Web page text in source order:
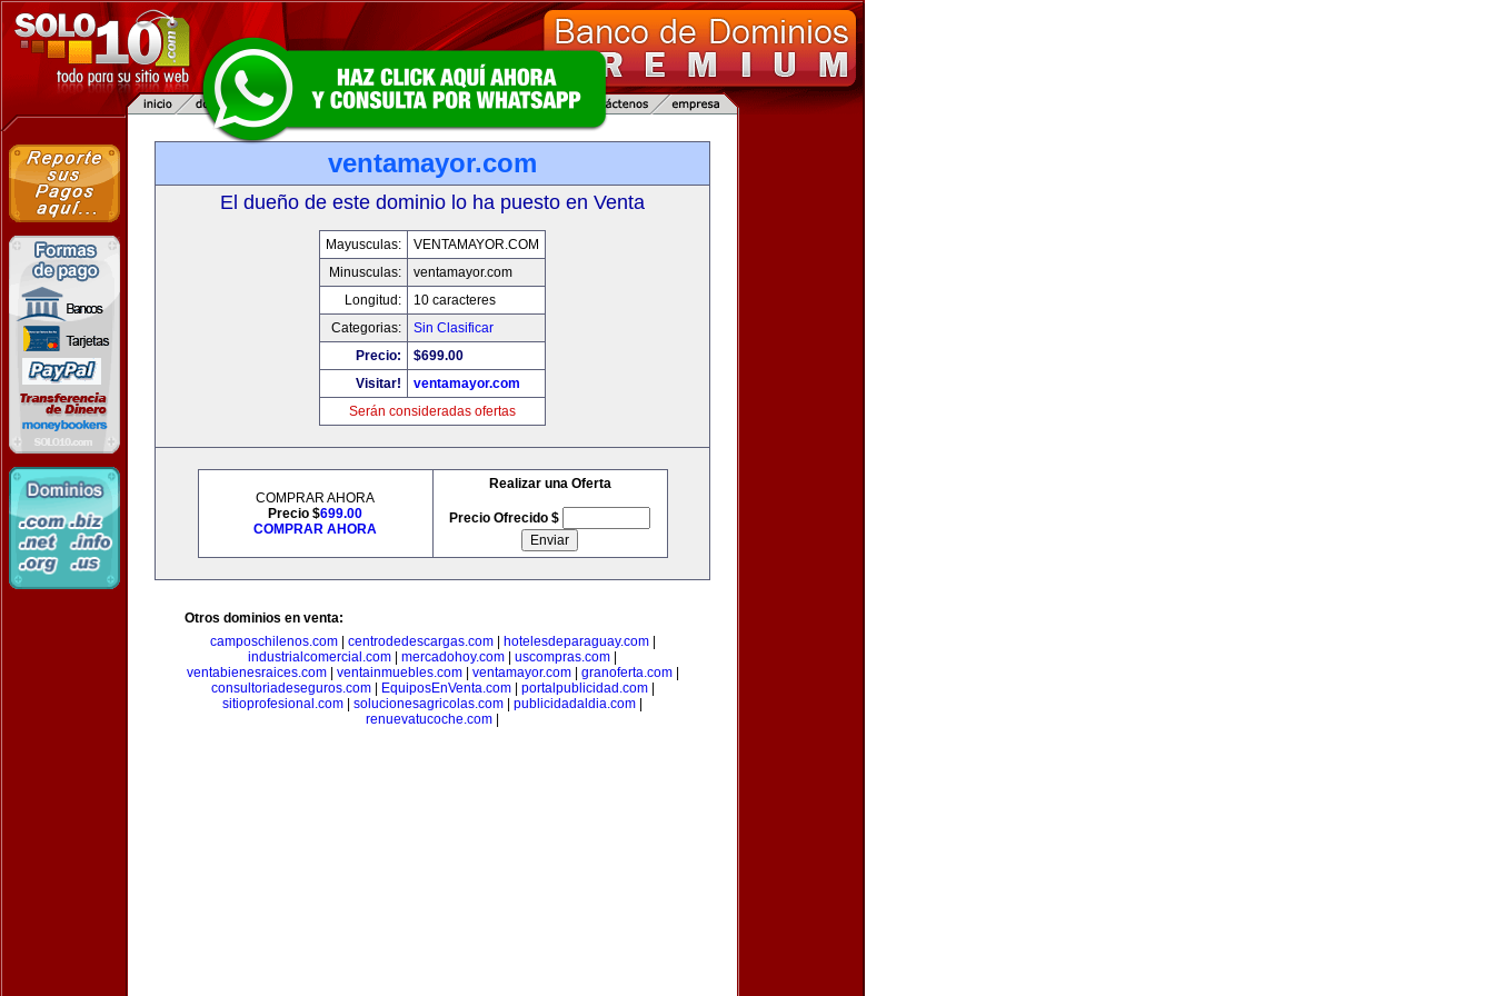
ventamayor.com
El dueño de este dominio lo ha puesto en Venta
Mayusculas:
VENTAMAYOR.COM
Minusculas:
ventamayor.com
Longitud:
10 caracteres
Categorias:
Sin Clasificar
Precio:
$699.00
Visitar!
ventamayor.com
Serán consideradas ofertas
COMPRAR AHORA
Precio $699.00
COMPRAR AHORA
Realizar una Oferta
Precio Ofrecido $
Otros dominios en venta:
camposchilenos.com| centrodedescargas.com| hotelesdeparaguay.com|
industrialcomercial.com
mercadohoy.com uscompras.com
ventabienesraices.com| ventainmuebles.com| ventamayor.com| granoferta.com|
consultoriadeseguros.com| EquiposEnVenta.com| portalpublicidad.com|
sitioprofesional.com
solucionesagricolas.com publicidadaldia.com
renuevatucoche.com